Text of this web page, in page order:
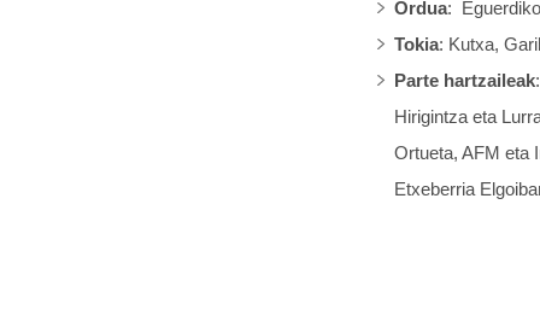
Ordua:
Tokia: Kutxa,
Parte hartzaileak
Hirigintza eta
Ortueta, AFM eta
Etxeberria